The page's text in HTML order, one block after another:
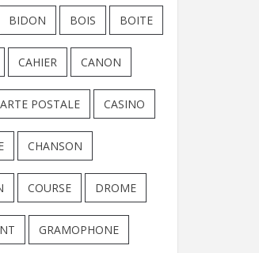
BIDON BOIS BOITE
CAHIER CANON
POSTALE CASINO
CHANSON
COURSE DROME
GRAMOPHONE